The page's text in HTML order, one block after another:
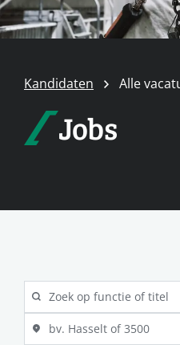
Kandidaten Alle
Jobs